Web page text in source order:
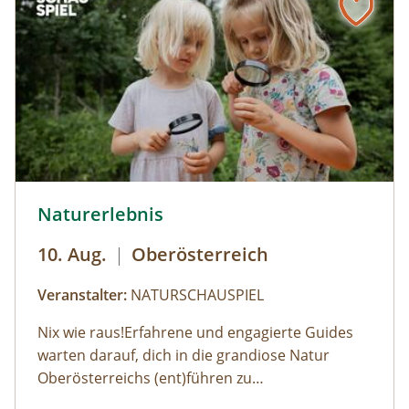
Naturerlebnis
10. Aug. | Oberösterreich
Veranstalter: NATURSCHAUSPIEL
Nix wie raus!Erfahrene und engagierte Guides
warten darauf, dich in die grandiose Natur
Oberösterreichs (ent)führen zu